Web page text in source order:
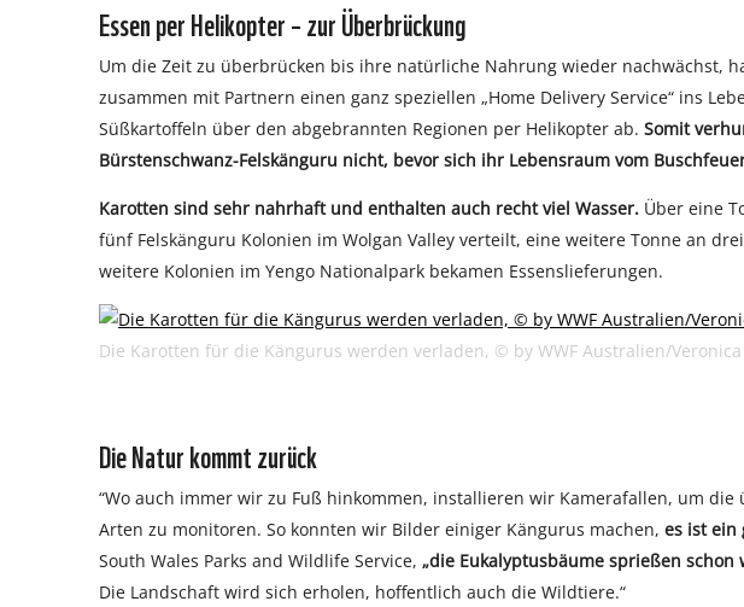
Essen per Helikopter – zur Überbrückung
Um die Zeit zu überbrücken bis ihre natürliche Nahrung wieder nachwächst,
zusammen mit Partnern einen ganz speziellen „Home Delivery Service“ ins
Süßkartoffeln über den abgebrannten Regionen per Helikopter ab. Somit
Bürstenschwanz-Felskänguru nicht, bevor sich ihr Lebensraum vom
Karotten sind sehr nahrhaft und enthalten auch recht viel Wasser. Über eine
fünf Felskänguru Kolonien im Wolgan Valley verteilt, eine weitere Tonne an
weitere Kolonien im Yengo Nationalpark bekamen Essenslieferungen.
Die Karotten für die Kängurus werden verladen, © by WWF Australien/Veronica
Die Natur kommt zurück
“Wo auch immer wir zu Fuß hinkommen, installieren wir Kamerafallen, um
Arten zu monitoren. So konnten wir Bilder einiger Kängurus machen, es ist ein
South Wales Parks and Wildlife Service, „die Eukalyptusbäume sprießen
Die Landschaft wird sich erholen, hoffentlich auch die Wildtiere.“